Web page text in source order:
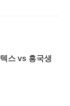
스 vs 흥국생